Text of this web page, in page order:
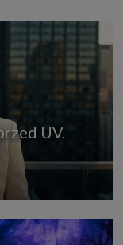
UV.